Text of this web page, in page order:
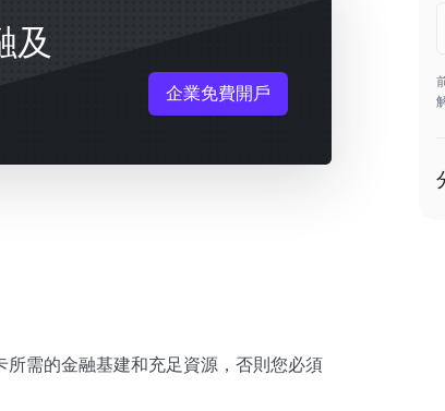
及
企業免費開戶
需的金融基建和充足資源，否則您必須